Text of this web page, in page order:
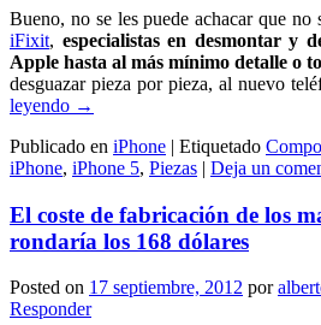
Bueno, no se les puede achacar que no
iFixit, especialistas en desmontar y
Apple hasta al más mínimo detalle o
desguazar pieza por pieza, al nuevo
leyendo →
Publicado en iPhone | Etiquetado
iPhone, iPhone 5, Piezas | Deja un
El coste de fabricación de los
rondaría los 168 dólares
Posted on 17 septiembre, 2012 por
Responder